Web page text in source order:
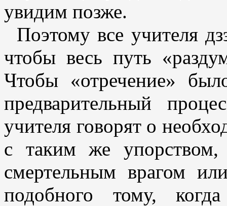
увидим позже.
Поэтому все учителя
чтобы весь путь
Чтобы «отречение»
предварительный
учителя говорят о
с таким же упорством,
смертельным врагом
подобного тому,